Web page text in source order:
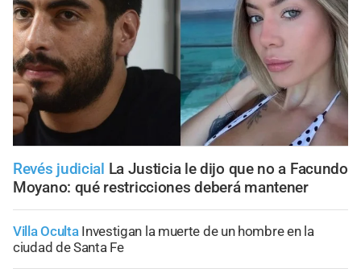
Revés judicial La Justicia le dijo que no a Facundo
Moyano: qué restricciones deberá mantener
Villa Oculta Investigan la muerte de un hombre en la
ciudad de Santa Fe